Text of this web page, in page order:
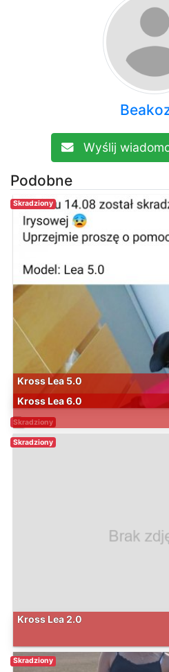
Wyślij
Podobne
Skradziony
Kross Lea 5.0
Skradziony
Kross Lea 6.0
Skradziony
Kross Lea 2.0
Skradziony